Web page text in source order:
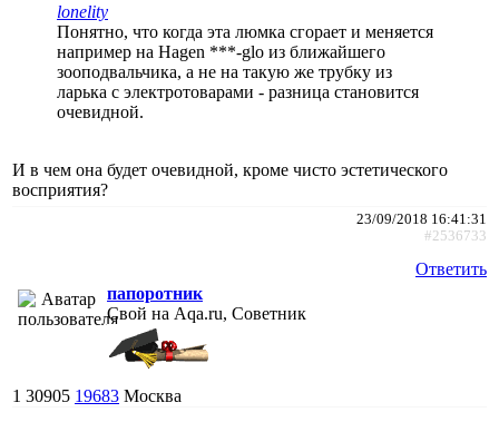
lonelity
Понятно, что когда эта люмка сгорает и меняется
например на Hagen ***-glo из ближайшего
зооподвальчика, а не на такую же трубку из
ларька с электротоварами - разница становится
очевидной.
И в чем она будет очевидной, кроме чисто эстетического
восприятия?
23/09/2018 16:41:31
#2536733
Ответить
папоротник
Свой на Aqa.ru, Советник
1 30905 19683 Москва